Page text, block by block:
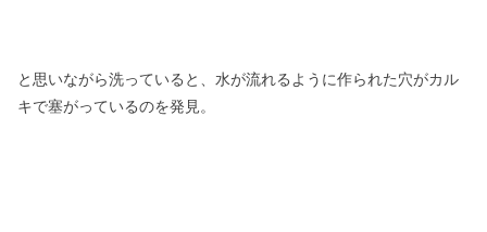
と思いながら洗っていると、水が流れるように作られた穴がカル
キで塞がっているのを発見。